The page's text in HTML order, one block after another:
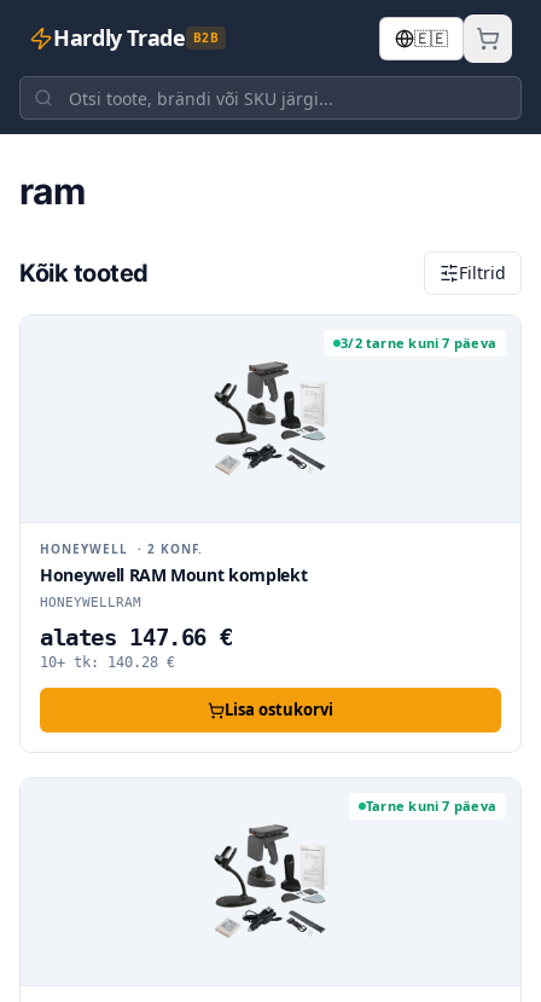
Hardly Trade B2B 🇪🇪
Avaleht ram
ram
Kõik tooted Filtrid
3/2 tarne kuni 7 päeva
HONEYWELL · 2 KONF.
Honeywell RAM Mount komplekt
HONEYWELLRAM
alates 147.66 €
10+ tk: 140.28 €
Lisa ostukorvi
Tarne kuni 7 päeva